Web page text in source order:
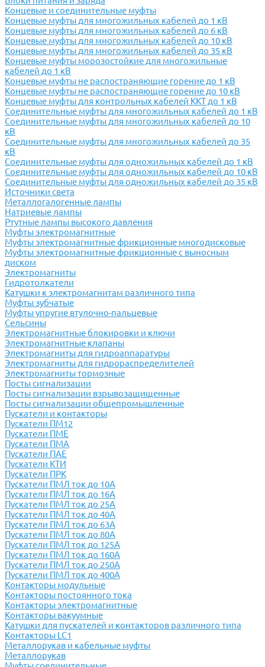
Концевые и соединительные муфты
Концевые муфты для многожильных кабелей до 1 кВ
Концевые муфты для многожильных кабелей до 6 кВ
Концевые муфты для многожильных кабелей до 10 кВ
Концевые муфты для многожильных кабелей до 35 кВ
Концевые муфты морозостойкие для многожильные
кабелей до 1 кВ
Концевые муфты не распостраняющие горение до 1 кВ
Концевые муфты не распостраняющие горение до 10 кВ
Концевые муфты для контрольных кабелей ККТ до 1 кВ
Соединительные муфты для многожильных кабелей до 1 кВ
Соединительные муфты для многожильных кабелей до 10
кВ
Соединительные муфты для многожильных кабелей до 35
кВ
Соединительные муфты для одножильных кабелей до 1 кВ
Соединительные муфты для одножильных кабелей до 10 кВ
Соединительные муфты для одножильных кабелей до 35 кВ
Источники света
Металлогалогенные лампы
Натриевые лампы
Ртутные лампы высокого давления
Муфты электромагнитные
Муфты электромагнитные фрикционные многодисковые
Муфты электромагнитные фрикционные с выносным
диском
Электромагниты
Гидротолкатели
Катушки к электромагнитам различного типа
Муфты зубчатые
Муфты упругие втулочно-пальцевые
Сельсины
Электромагнитные блокировки и ключи
Электромагнитные клапаны
Электромагниты для гидроаппаратуры
Электромагниты для гидрораспределителей
Электромагниты тормозные
Посты сигнализации
Посты сигнализации взрывозащищенные
Посты сигнализации общепромышленные
Пускатели и контакторы
Пускатели ПМ12
Пускатели ПМЕ
Пускатели ПМА
Пускатели ПАЕ
Пускатели КТИ
Пускатели ПРК
Пускатели ПМЛ ток до 10А
Пускатели ПМЛ ток до 16А
Пускатели ПМЛ ток до 25А
Пускатели ПМЛ ток до 40А
Пускатели ПМЛ ток до 63А
Пускатели ПМЛ ток до 80А
Пускатели ПМЛ ток до 125А
Пускатели ПМЛ ток до 160А
Пускатели ПМЛ ток до 250А
Пускатели ПМЛ ток до 400А
Контакторы модульные
Контакторы постоянного тока
Контакторы электромагнитные
Контакторы вакуумные
Катушки для пускателей и контакторов различного типа
Контакторы LC1
Металлорукав и кабельные муфты
Металлорукав